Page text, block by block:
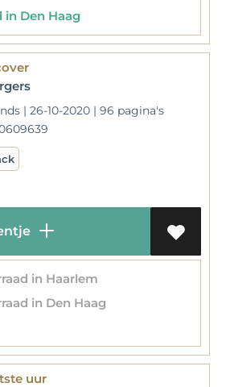
in Den Haag
| 26-10-2020 | 96 pagina's
in Haarlem
in Den Haag
uur